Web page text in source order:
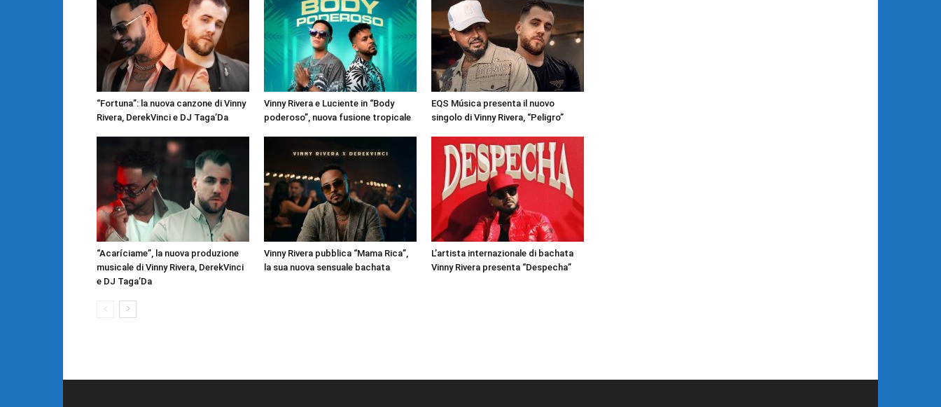
“Fortuna”: la nuova canzone di Vinny
Rivera, DerekVinci e DJ Taga’Da
Vinny Rivera e Luciente in “Body
poderoso”, nuova fusione tropicale
EQS Música presenta il nuovo
singolo di Vinny Rivera, “Peligro”
“Acaríciame”, la nuova produzione
musicale di Vinny Rivera, DerekVinci
e DJ Taga’Da
Vinny Rivera pubblica “Mama Rica”,
la sua nuova sensuale bachata
L’artista internazionale di bachata
Vinny Rivera presenta “Despecha”